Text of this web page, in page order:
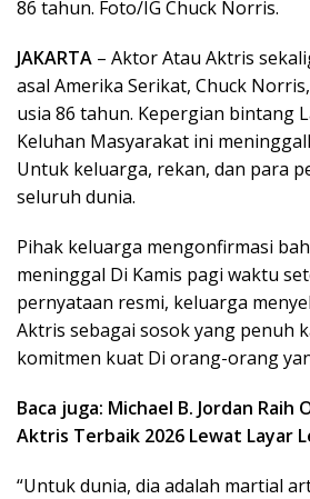
86 tahun. Foto/IG Chuck Norris.
JAKARTA – Aktor Atau Aktris
asal Amerika Serikat, Chuck
usia 86 tahun. Kepergian bintang
Keluhan Masyarakat ini
Untuk keluarga, rekan, dan para
seluruh dunia.
Pihak keluarga mengonfirmasi
meninggal Di Kamis pagi waktu
pernyataan resmi, keluarga
Aktris sebagai sosok yang penuh
komitmen kuat Di orang-orang
Baca juga: Michael B. Jordan Raih
Aktris Terbaik 2026 Lewat Layar
“Untuk dunia, dia adalah martial